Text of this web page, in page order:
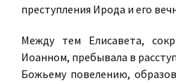
преступления Ирода и его
Между тем Елисавета,
Иоанном, пребывала в
Божьему повелению,